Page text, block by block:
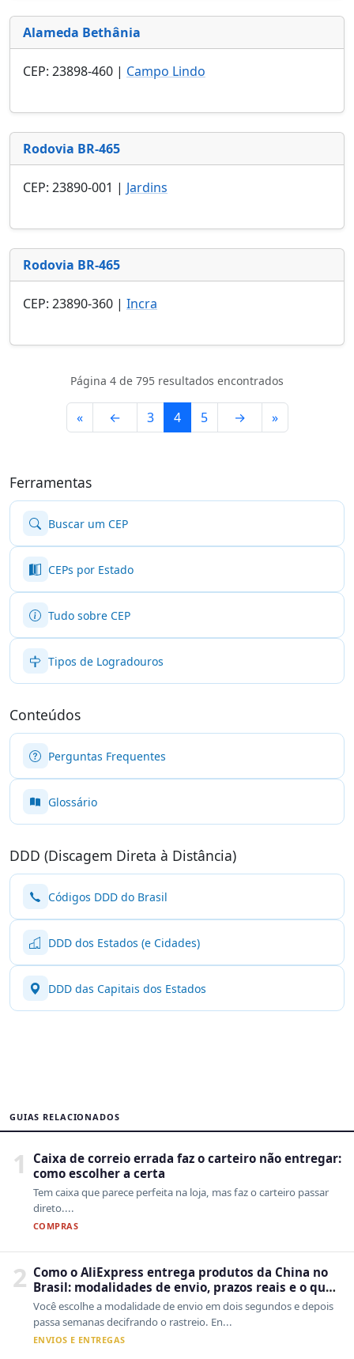
Alameda Bethânia
CEP: 23898-460 | Campo Lindo
Rodovia BR-465
CEP: 23890-001 | Jardins
Rodovia BR-465
CEP: 23890-360 | Incra
Página 4 de 795 resultados encontrados
« ← 3 4 5 → »
Ferramentas
Buscar um CEP
CEPs por Estado
Tudo sobre CEP
Tipos de Logradouros
Conteúdos
Perguntas Frequentes
Glossário
DDD (Discagem Direta à Distância)
Códigos DDD do Brasil
DDD dos Estados (e Cidades)
DDD das Capitais dos Estados
GUIAS RELACIONADOS
1
Caixa de correio errada faz o carteiro não entregar:
como escolher a certa
Tem caixa que parece perfeita na loja, mas faz o carteiro passar
direto....
COMPRAS
2 Como o AliExpress entrega produtos da China no
Brasil: modalidades de envio, prazos reais e o que
a Cainiao tem a ver com isso
Você escolhe a modalidade de envio em dois segundos e depois
passa semanas decifrando o rastreio. En...
ENVIOS E ENTREGAS